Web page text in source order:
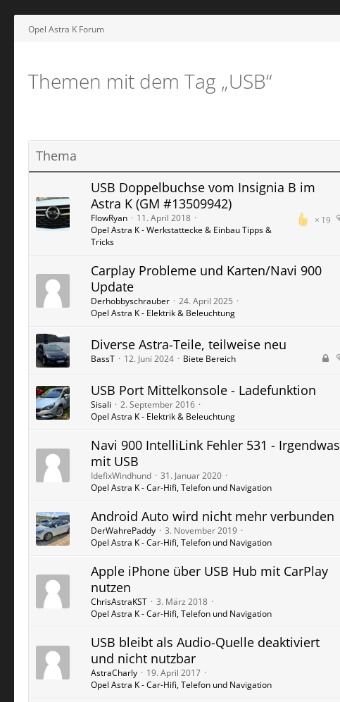
Opel Astra K Forum
Themen mit dem Tag „USB“
Thema
USB Doppelbuchse vom Insignia B im
Astra K (GM #13509942)
19
FlowRyan
11. April 2018
Opel Astra K - Werkstattecke & Einbau Tipps &
Tricks
Carplay Probleme und Karten/Navi 900
Update
Derhobbyschrauber
24. April 2025
Opel Astra K - Elektrik & Beleuchtung
Diverse Astra-Teile, teilweise neu
BassT 12. Juni 2024 Biete Bereich
USB Port Mittelkonsole - Ladefunktion
Sisali
2. September 2016
Opel Astra K - Elektrik & Beleuchtung
Navi 900 IntelliLink Fehler 531 - Irgendwas
mit USB
IdefixWindhund
31. Januar 2020
Opel Astra K - Car-Hifi, Telefon und Navigation
Android Auto wird nicht mehr verbunden
DerWahrePaddy
3. November 2019
Opel Astra K - Car-Hifi, Telefon und Navigation
Apple iPhone über USB Hub mit CarPlay
nutzen
ChrisAstraKST
3. März 2018
Opel Astra K - Car-Hifi, Telefon und Navigation
USB bleibt als Audio-Quelle deaktiviert
und nicht nutzbar
AstraCharly
19. April 2017
Opel Astra K - Car-Hifi, Telefon und Navigation